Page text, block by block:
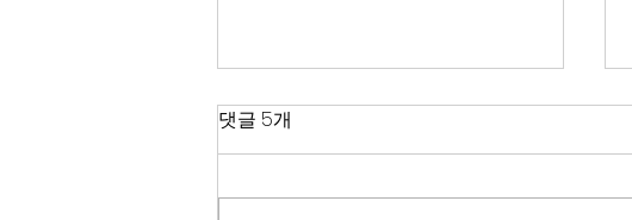
한국 경제
2026년이 밝았다. KOSPI는 4,400
댓글 5개